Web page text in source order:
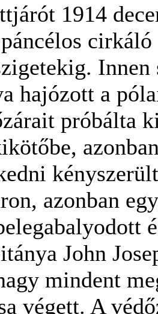
1914
hajózott a
próbálta
azonban
John
mindent
végett. A